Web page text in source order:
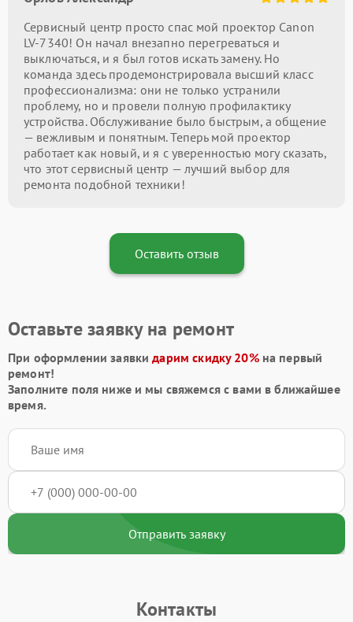
Сервисный центр просто спас мой проектор Canon
LV-7340! Он начал внезапно перегреваться и
выключаться, и я был готов искать замену. Но
команда здесь продемонстрировала высший класс
профессионализма: они не только устранили
проблему, но и провели полную профилактику
устройства. Обслуживание было быстрым, а общение
— вежливым и понятным. Теперь мой проектор
работает как новый, и я с уверенностью могу сказать,
что этот сервисный центр — лучший выбор для
ремонта подобной техники!
Оставить отзыв
Оставьте заявку на ремонт
При оформлении заявкидарим скидку 20%на первый
ремонт!
Заполните поля ниже и мы свяжемся с вами в ближайшее
время.
Отправить заявку
Контакты